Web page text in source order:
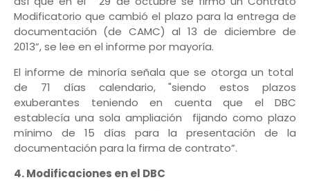
Modificatorio que cambió el plazo para la entrega de
documentación (de CAMC) al 13 de diciembre de
2013”, se lee en el informe por mayoría.
El informe de minoría señala que se otorga un total
de 71 días calendario, "siendo estos plazos
exuberantes teniendo en cuenta que el DBC
establecía una sola ampliación fijando como plazo
mínimo de 15 días para la presentación de la
documentación para la firma de contrato”.
4. Modificaciones en el DBC